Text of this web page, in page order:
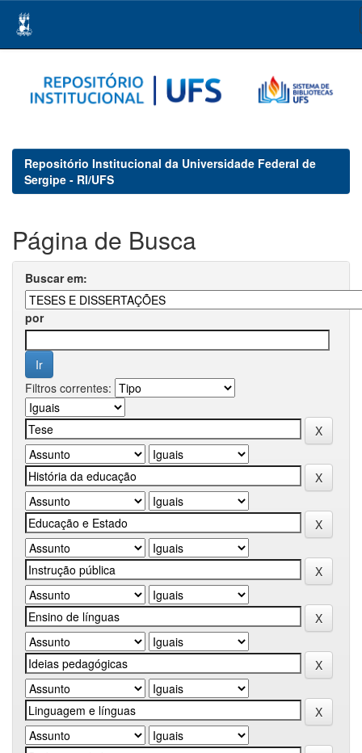
navigation
Repositório Institucional da Universidade Federal de
Sergipe - RI/UFS
Página de Busca
Buscar em:
por
Filtros correntes: